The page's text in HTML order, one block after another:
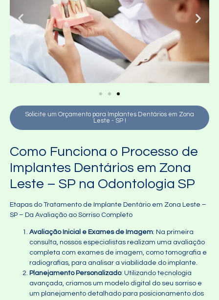
Solicite um Orçamento para Implantes Dentários em Zona
Leste - SP !
Como Funciona o Processo de
Implantes Dentários em Zona
Leste – SP na Odontologia SP
Etapas do Tratamento de Implante Dentário em Zona Leste –
SP – Da Avaliação ao Sorriso Completo
Avaliação Inicial e Exames de Imagem: Na primeira
consulta, nossos especialistas realizam uma avaliação
completa com exames de imagem, como tomografia e
radiografias, para analisar a viabilidade do implante.
Planejamento Personalizado: Utilizando tecnologia
avançada, criamos um modelo digital do seu sorriso e
um planejamento detalhado para posicionamento dos